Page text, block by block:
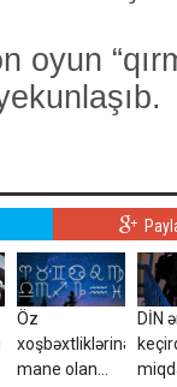
Öz
xoşbəxtliklərinə
mane olan
DİN